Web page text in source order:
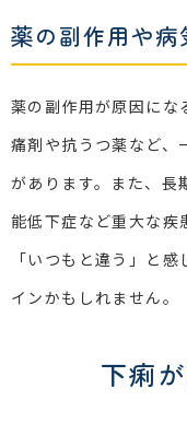
薬の副作用や病
薬の副作用が原因にな
痛剤や抗うつ薬など、
があります。また、長
能低下症など重大な疾
「いつもと違う」と
インかもしれません。
下痢